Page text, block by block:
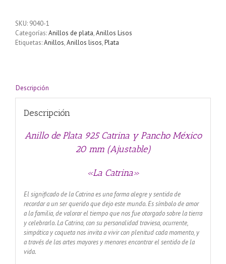
SKU: 9040-1
Categorías:Anillos de plata,Anillos Lisos
Etiquetas:Anillos,Anillos lisos,Plata
Descripción
Descripción
Anillo de Plata 925 Catrina y Pancho México
20 mm (Ajustable)
«La Catrina»
El significado de la Catrina es una forma alegre y sentida de
recordar a un ser querido que dejo este mundo. Es símbolo de amor
a la familia, de valorar el tiempo que nos fue otorgado sobre la tierra
y celebrarlo. La Catrina, con su personalidad traviesa, ocurrente,
simpática y coqueta nos invita a vivir con plenitud cada momento, y
a través de las artes mayores y menores encontrar el sentido de la
vida.